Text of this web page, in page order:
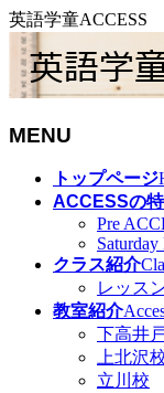
英語学童ACCESS
MENU
トップページ
ACCESSの
Pre
Saturday
クラス紹介
レッス
教室紹介
下高井
上北沢
立川校